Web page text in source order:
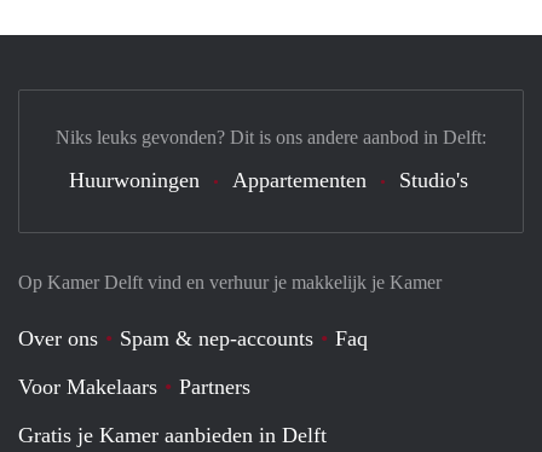
Op Kamer Delft vind en verhuur je makkelijk je Kamer
Over ons Spam & nep-accounts
Faq
Voor Makelaars
Partners
Gratis je Kamer aanbieden in Delft
Niks leuks gevonden? Dit is ons andere aanbod in Delft:
Huurwoningen Appartementen Studio's